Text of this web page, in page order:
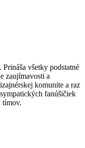
všetky podstatné
zaujímavosti a
komunite a raz
fanúšičiek
tímov.